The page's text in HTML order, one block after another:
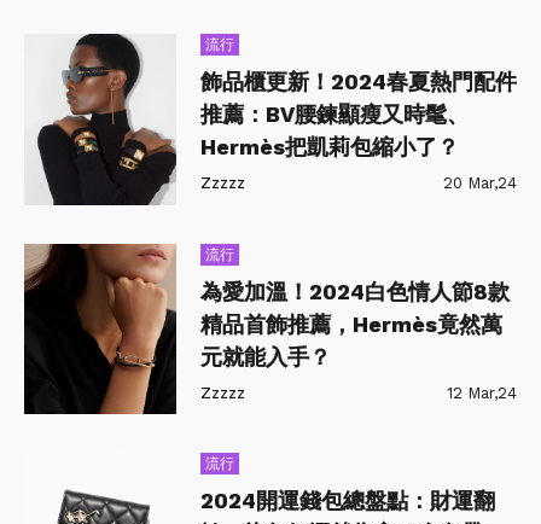
流行
飾品櫃更新！2024春夏熱門配件
推薦：BV腰鍊顯瘦又時髦、
Hermès把凱莉包縮小了？
Zzzzz 20 Mar,24
流行
為愛加溫！2024白色情人節8款
精品首飾推薦，Hermès竟然萬
元就能入手？
Zzzzz 12 Mar,24
流行
2024開運錢包總盤點：財運翻